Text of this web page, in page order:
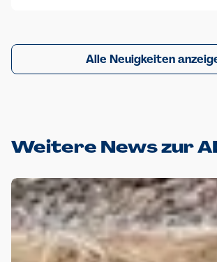
Alle Neuigkeiten
Weitere News zur